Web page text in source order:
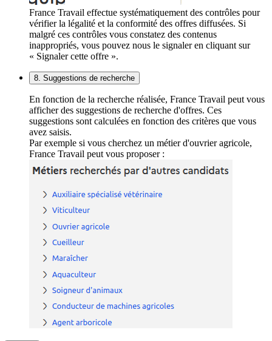
France Travail effectue systématiquement des contrôles pour
vérifier la légalité et la conformité des offres diffusées. Si
malgré ces contrôles vous constatez des contenus
inappropriés, vous pouvez nous le signaler en cliquant sur
« Signaler cette offre ».
8. Suggestions de recherche
En fonction de la recherche réalisée, France Travail peut vous
afficher des suggestions de recherche d'offres. Ces
suggestions sont calculées en fonction des critères que vous
avez saisis.
Par exemple si vous cherchez un métier d'ouvrier agricole,
France Travail peut vous proposer :